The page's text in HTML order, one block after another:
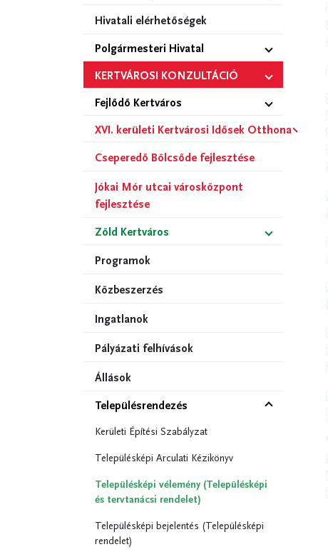
Hivatali elérhetőségek
Polgármesteri Hivatal
KERTVÁROSI KONZULTÁCIÓ
Fejlődő Kertváros
XVI. kerületi Kertvárosi Idősek Otthona
Cseperedő Bölcsőde fejlesztése
Jókai Mór utcai városközpont
fejlesztése
Zöld Kertváros
Programok
Közbeszerzés
Ingatlanok
Pályázati felhívások
Állások
Településrendezés
Kerületi Építési Szabályzat
Településképi Arculati Kézikönyv
Településképi vélemény (Településképi
és tervtanácsi rendelet)
Településképi bejelentés (Településképi
rendelet)